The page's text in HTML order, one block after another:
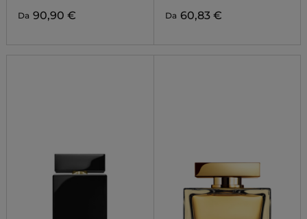
Da 90,90 € Da 60,83 €